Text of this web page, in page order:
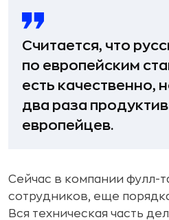
Считается, что
по европейским
есть качественно,
два раза
европейцев.
Сейчас в компании фулл-
сотрудников, еще
Вся техническая часть